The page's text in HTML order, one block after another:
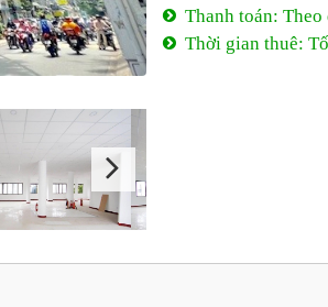
Thanh toán: Theo
Thời gian thuê: